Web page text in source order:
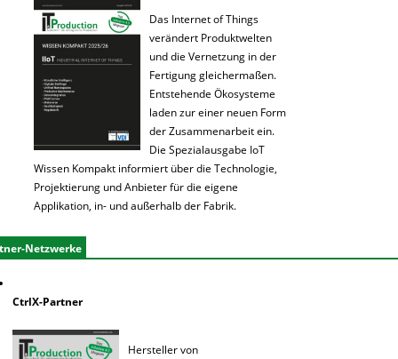
Das Internet of Things
verändert Produktwelten
und die Vernetzung in der
Fertigung gleichermaßen.
Entstehende Ökosysteme
laden zur einer neuen Form
der Zusammenarbeit ein.
Die Spezialausgabe IoT
Wissen Kompakt informiert über die Technologie,
Projektierung und Anbieter für die eigene
Applikation, in- und außerhalb der Fabrik.
Netzwerke
CtrlX-Partner
Hersteller von